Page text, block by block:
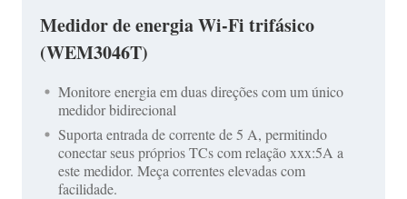
Medidor de energia Wi-Fi trifásico
(WEM3046T)
Monitore energia em duas direções com um único
medidor bidirecional
Suporta entrada de corrente de 5 A, permitindo
conectar seus próprios TCs com relação xxx:5A a
este medidor. Meça correntes elevadas com
facilidade.